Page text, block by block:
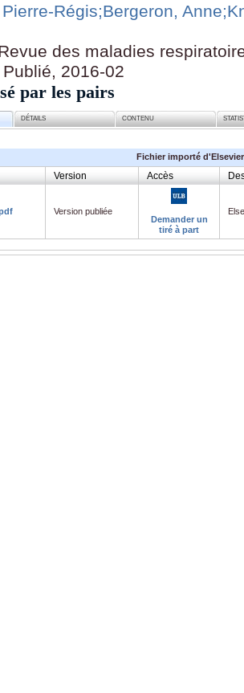
Régis;Bergeron, Anne
des maladies
Publié, 2016-02
par les pairs
DÉTAILS CONTENU
Fichier importé d'Elsevier
Version Accès
Version publiée
Demander un
tiré à part